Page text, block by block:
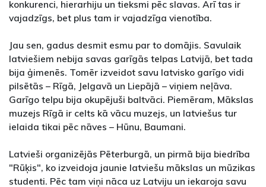
konkurenci, hierarhiju un tieksmi pēc slavas. Arī tas ir
vajadzīgs, bet plus tam ir vajadzīga vienotība.
Jau sen, gadus desmit esmu par to domājis. Savulaik
latviešiem nebija savas garīgās telpas Latvijā, bet tada
bija ģimenēs. Tomēr izveidot savu latvisko garīgo vidi
pilsētās – Rīgā, Jelgavā un Liepājā – viņiem neļāva.
Garīgo telpu bija okupējuši baltvāci. Piemēram, Mākslas
muzejs Rīgā ir celts kā vācu muzejs, un latviešus tur
ielaida tikai pēc nāves – Hūnu, Baumani.
Latvieši organizējās Pēterburgā, un pirmā bija biedrība
"Rūķis", ko izveidoja jaunie latviešu mākslas un mūzikas
studenti. Pēc tam viņi nāca uz Latviju un iekaroja savu